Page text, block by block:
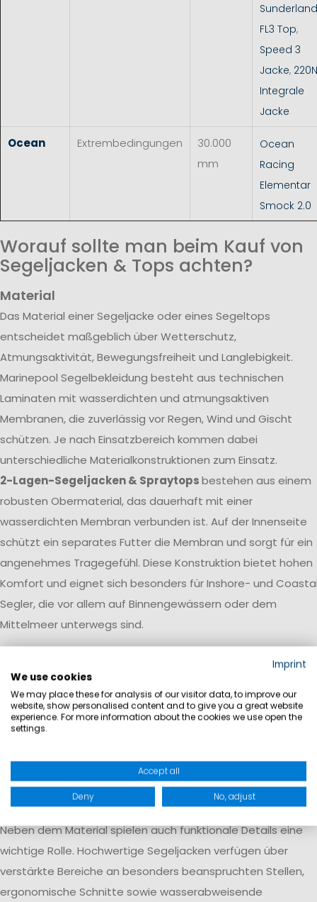
Sunderland
FL3 Top,
Speed 3
Jacke, 220N
Integrale
Jacke
Ocean Extrembedingungen
30.000
mm
Ocean
Racing
Elementar
Smock 2.0
Worauf sollte man beim Kauf von
Segeljacken & Tops achten?
Material
Das Material einer Segeljacke oder eines Segeltops
entscheidet maßgeblich über Wetterschutz,
Atmungsaktivität, Bewegungsfreiheit und Langlebigkeit.
Marinepool Segelbekleidung besteht aus technischen
Laminaten mit wasserdichten und atmungsaktiven
Membranen, die zuverlässig vor Regen, Wind und Gischt
schützen. Je nach Einsatzbereich kommen dabei
unterschiedliche Materialkonstruktionen zum Einsatz.
2-Lagen-Segeljacken & Spraytopsbestehen aus einem
robusten Obermaterial, das dauerhaft mit einer
wasserdichten Membran verbunden ist. Auf der Innenseite
schützt ein separates Futter die Membran und sorgt für ein
angenehmes Tragegefühl. Diese Konstruktion bietet hohen
Komfort und eignet sich besonders für Inshore- und
Segler, die vor allem auf Binnengewässern oder dem
Mittelmeer unterwegs sind.
und Innenlage zu einem leistungsstarken Laminat. Dadurch
entsteht ein besonders leichtes, strapazierfähiges und
atmungsaktives Material, das kaum Wasser aufnimmt und
schnell trocknet. Diese Konstruktion wird vor allem bei
Offshore-Segeljacken und professioneller Segelbekleidung
eingesetzt, die auch bei langen Hochseetörns und
Wetterbedingungen zuverlässig schützt.
Neben dem Material spielen auch funktionale Details eine
wichtige Rolle. Hochwertige Segeljacken verfügen über
verstärkte Bereiche an besonders beanspruchten Stellen,
ergonomische Schnitte sowie wasserabweisende
Imprint
We use cookies
We may place these for analysis of our visitor data, to improve our
website, show personalised content and to give you a great website
experience. For more information about the cookies we use open the
settings.
Accept all
Deny No, adjust